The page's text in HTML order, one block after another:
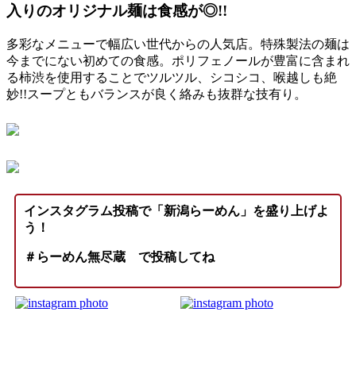
入りのオリジナル麺は食感が◎!!
多彩なメニューで幅広い世代からの人気店。特殊製法の麺は
今までにない初めての食感。ポリフェノールが豊富に含まれ
る柿渋を使用することでツルツル、シコシコ、喉越しも絶
妙!!スープともバランスが良く絡みも抜群な技有り。
インスタグラム投稿で「新潟らーめん」を盛り上げよ
う！
＃らーめん無尽蔵 で投稿してね